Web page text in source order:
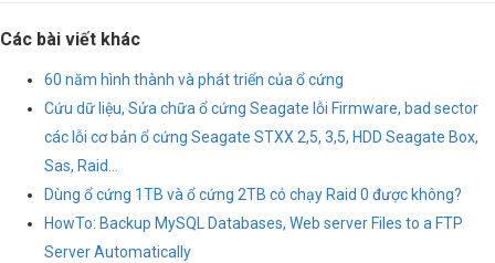
Các bài viết khác
60 năm hình thành và phát triển của ổ cứng
Cứu dữ liệu, Sửa chữa ổ cứng Seagate lỗi Firmware, bad sector
các lỗi cơ bản ổ cứng Seagate STXX 2,5, 3,5, HDD Seagate Box,
Sas, Raid…
Dùng ổ cứng 1TB và ổ cứng 2TB có chạy Raid 0 được không?
HowTo: Backup MySQL Databases, Web server Files to a FTP
Server Automatically